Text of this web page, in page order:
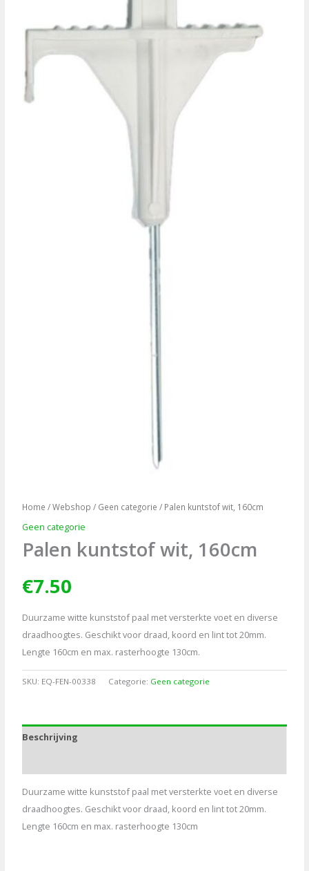
Home /Webshop / Geen categorie / Palen kuntstof wit, 160cm
Geen categorie
Palen kuntstof wit, 160cm
€7.50
Duurzame witte kunststof paal met versterkte voet en diverse
draadhoogtes. Geschikt voor draad, koord en lint tot 20mm.
Lengte 160cm en max. rasterhoogte 130cm.
SKU: EQ-FEN-00338 Categorie: Geen categorie
Beschrijving
Duurzame witte kunststof paal met versterkte voet en diverse
draadhoogtes. Geschikt voor draad, koord en lint tot 20mm.
Lengte 160cm en max. rasterhoogte 130cm